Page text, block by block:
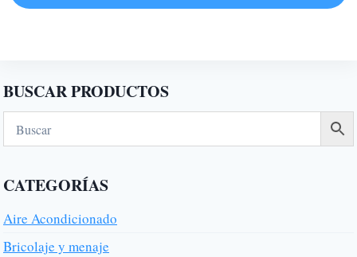
BUSCAR PRODUCTOS
CATEGORÍAS
Aire Acondicionado
Bricolaje y menaje